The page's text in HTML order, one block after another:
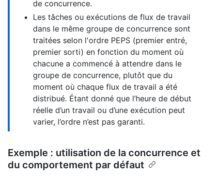
de concurrence.
Les tâches ou exécutions de flux de travail
dans le même groupe de concurrence sont
traitées selon l'ordre PEPS (premier entré,
premier sorti) en fonction du moment où
chacune a commencé à attendre dans le
groupe de concurrence, plutôt que du
moment où chaque flux de travail a été
distribué. Étant donné que l’heure de début
réelle d’un travail ou d’une exécution peut
varier, l’ordre n’est pas garanti.
Exemple : utilisation de la concurrence et
du comportement par défaut